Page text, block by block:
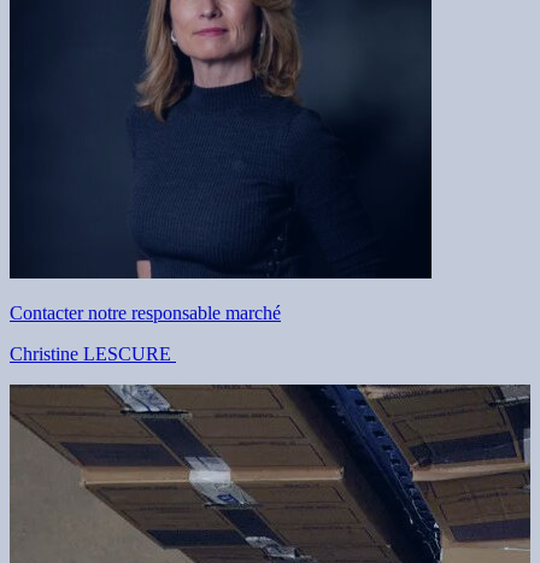
Contacter notre responsable marché
Christine LESCURE